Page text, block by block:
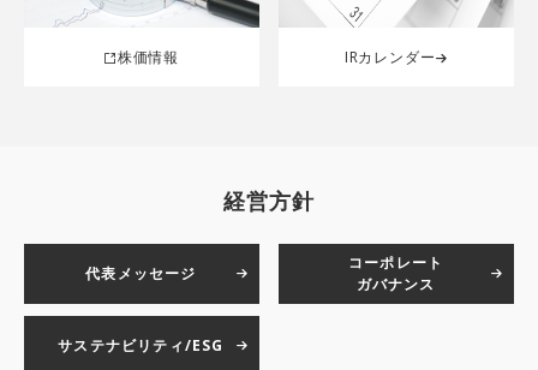
株価情報 IRカレンダー
経営方針
代表メッセージ
コーポレート
ガバナンス
サステナビリティ/ESG